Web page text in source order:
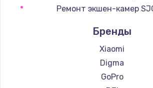
Ремонт экшен-камер
Бренды
Xiaomi
Digma
GoPro